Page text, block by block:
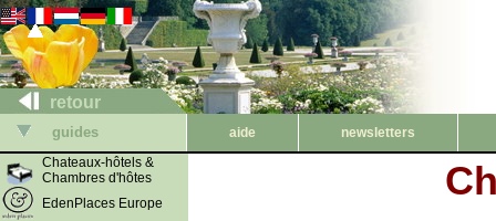
retour
guides aide
newsletters
Chateaux-hôtels &
Chambres d'hôtes
EdenPlaces Europe